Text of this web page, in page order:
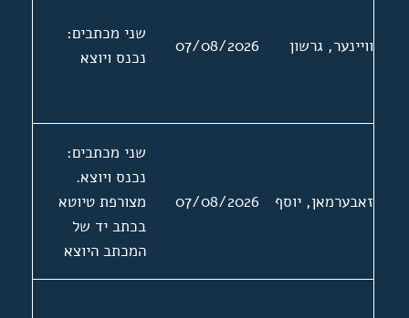
וויינער, גרשון 07/08/2026
שני מכתבים:
נכנס ויוצא
זאבערמאן, יוסף 07/08/2026
שני מכתבים:
נכנס ויוצא.
מצורפת טיוטא
בכתב יד של
המכתב היוצא